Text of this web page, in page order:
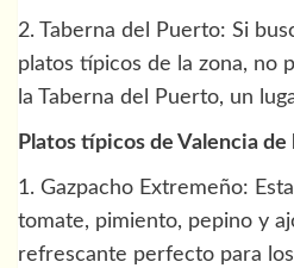
2. Taberna del Puerto: Si
platos típicos de la zona, no
la Taberna del Puerto, un
Platos típicos de Valencia de
1. Gazpacho Extremeño:
tomate, pimiento, pepino y
refrescante perfecto para